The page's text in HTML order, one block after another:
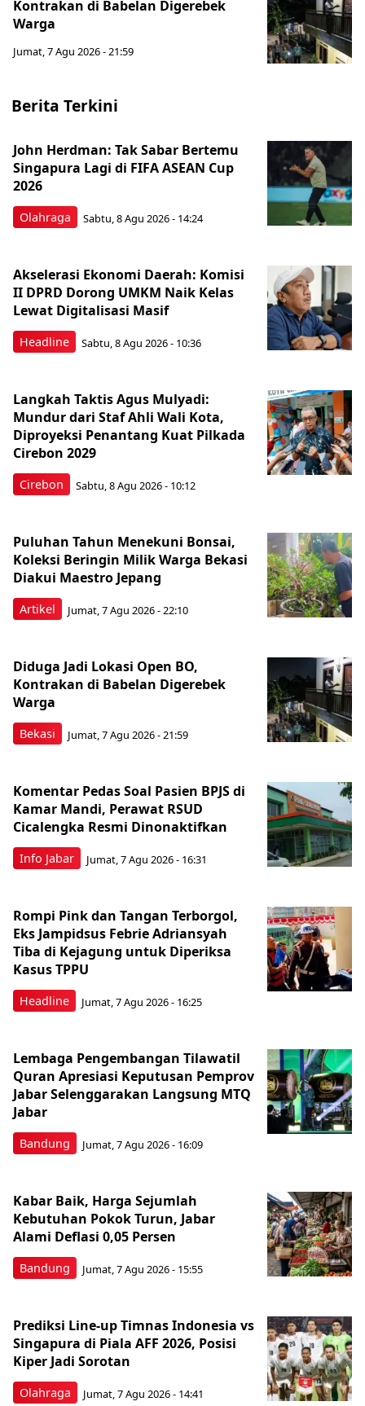
Kontrakan di Babelan Digerebek
Warga
Jumat, 7 Agu 2026 - 21:59
Berita Terkini
Olahraga
John Herdman: Tak Sabar Bertemu
Singapura Lagi di FIFA ASEAN Cup
2026
Sabtu, 8 Agu 2026 - 14:24
Headline
Akselerasi Ekonomi Daerah: Komisi
II DPRD Dorong UMKM Naik Kelas
Lewat Digitalisasi Masif
Sabtu, 8 Agu 2026 - 10:36
Cirebon
Langkah Taktis Agus Mulyadi:
Mundur dari Staf Ahli Wali Kota,
Diproyeksi Penantang Kuat Pilkada
Cirebon 2029
Sabtu, 8 Agu 2026 - 10:12
Artikel
Puluhan Tahun Menekuni Bonsai,
Koleksi Beringin Milik Warga Bekasi
Diakui Maestro Jepang
Jumat, 7 Agu 2026 - 22:10
Bekasi
Diduga Jadi Lokasi Open BO,
Kontrakan di Babelan Digerebek
Warga
Jumat, 7 Agu 2026 - 21:59
Info Jabar
Komentar Pedas Soal Pasien BPJS di
Kamar Mandi, Perawat RSUD
Cicalengka Resmi Dinonaktifkan
Jumat, 7 Agu 2026 - 16:31
Headline
Rompi Pink dan Tangan Terborgol,
Eks Jampidsus Febrie Adriansyah
Tiba di Kejagung untuk Diperiksa
Kasus TPPU
Jumat, 7 Agu 2026 - 16:25
Bandung
Lembaga Pengembangan Tilawatil
Quran Apresiasi Keputusan Pemprov
Jabar Selenggarakan Langsung MTQ
Jabar
Jumat, 7 Agu 2026 - 16:09
Bandung
Kabar Baik, Harga Sejumlah
Kebutuhan Pokok Turun, Jabar
Alami Deflasi 0,05 Persen
Jumat, 7 Agu 2026 - 15:55
Olahraga
Prediksi Line-up Timnas Indonesia vs
Singapura di Piala AFF 2026, Posisi
Kiper Jadi Sorotan
Jumat, 7 Agu 2026 - 14:41